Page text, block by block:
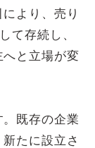
より、売り
て存続し、
と立場が変
既存の企業
たに設立さ